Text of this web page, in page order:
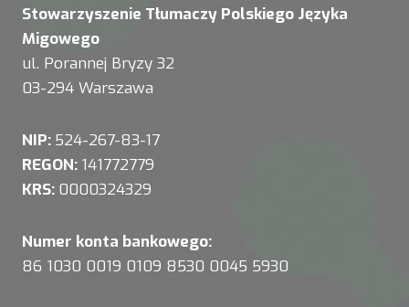
Stowarzyszenie Tłumaczy Polskiego Języka
Migowego
ul. Porannej Bryzy 32
03-294 Warszawa
NIP: 524-267-83-17
REGON: 141772779
KRS: 0000324329
Numer konta bankowego:
86 1030 0019 0109 8530 0045 5930